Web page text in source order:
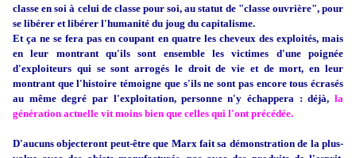
classe en soi à celui de classe pour soi, au statut de "classe ouvrière", pour
se libérer et libérer l'humanité du joug du capitalisme.
Et ça ne se fera pas en coupant en quatre les cheveux des exploités, mais
en leur montrant qu'ils sont ensemble les victimes d'une poignée
d'exploiteurs qui se sont arrogés le droit de vie et de mort, en leur
montrant que l'histoire témoigne que s'ils ne sont pas encore tous écrasés
au même degré par l'exploitation, personne n'y échappera : déjà, la
génération actuelle vit moins bien que celles qui l'ont précédée.
D'aucuns objecteront peut-être que Marx fait sa démonstration de la plus-